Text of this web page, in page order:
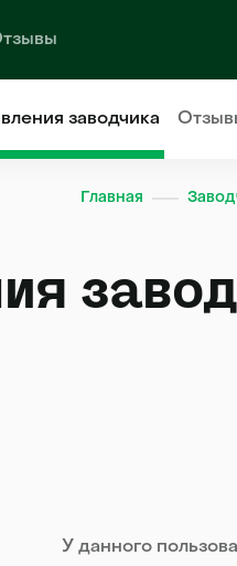
заводчика
Главная
У данного